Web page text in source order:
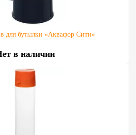
для бутылки «Аквафор Сити»
в наличии